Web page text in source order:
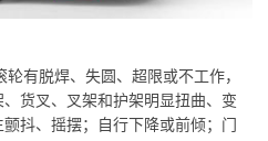
有脱焊、失圆、超限或不工作，
货叉、叉架和护架明显扭曲、变
抖、摇摆；自行下降或前倾；门